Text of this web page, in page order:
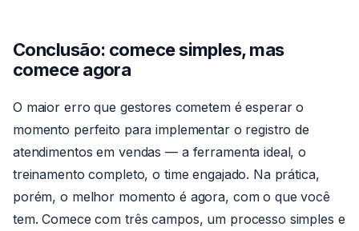
Conclusão: comece simples, mas
comece agora
O maior erro que gestores cometem é esperar o
momento perfeito para implementar o registro de
atendimentos em vendas — a ferramenta ideal, o
treinamento completo, o time engajado. Na prática,
porém, o melhor momento é agora, com o que você
tem. Comece com três campos, um processo simples e